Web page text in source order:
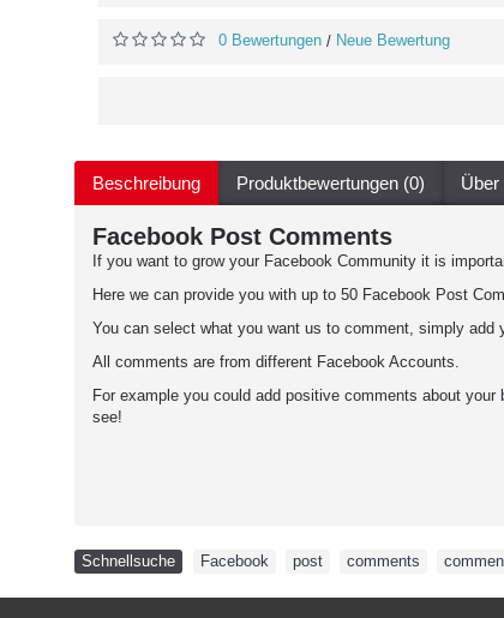
0 Bewertungen / Neue Bewertung
Beschreibung Produktbewertungen (0) Über
Facebook Post Comments
If you want to grow your Facebook Community it is
Here we can provide you with up to 50 Facebook Post
You can select what you want us to comment, simply add
All comments are from different Facebook Accounts.
For example you could add positive comments about
see!
Schnellsuche Facebook post comments